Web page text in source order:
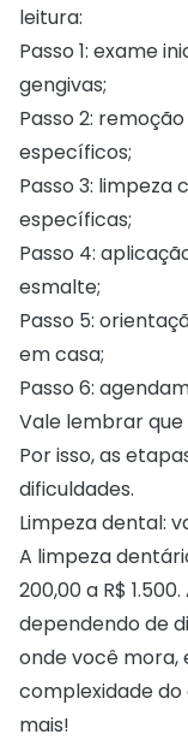
leitura:
Passo 1: exame
gengivas;
Passo 2:
específicos;
Passo 3:
específicas;
Passo 4:
esmalte;
Passo 5:
em casa;
Passo 6:
Vale lembrar
Por isso, as
dificuldades.
Limpeza dental:
A limpeza
200,00 a R$
dependendo de
onde você mora,
complexidade
mais!